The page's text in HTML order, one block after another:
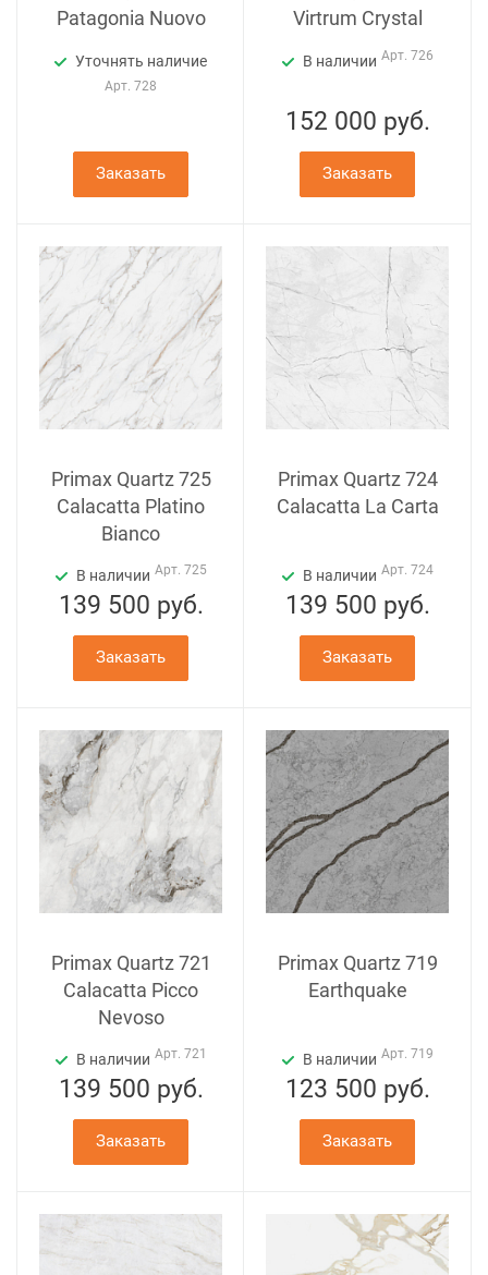
Patagonia Nuovo
Уточнять наличие
Арт. 728
Заказать
Virtrum Crystal
В наличии Арт. 726
152 000 руб.
Заказать
Primax Quartz 725
Calacatta Platino
Bianco
В наличии Арт. 725
139 500 руб.
Заказать
Primax Quartz 724
Calacatta La Carta
В наличии Арт. 724
139 500 руб.
Заказать
Primax Quartz 721
Calacatta Picco
Nevoso
В наличии Арт. 721
139 500 руб.
Заказать
Primax Quartz 719
Earthquake
В наличии Арт. 719
123 500 руб.
Заказать